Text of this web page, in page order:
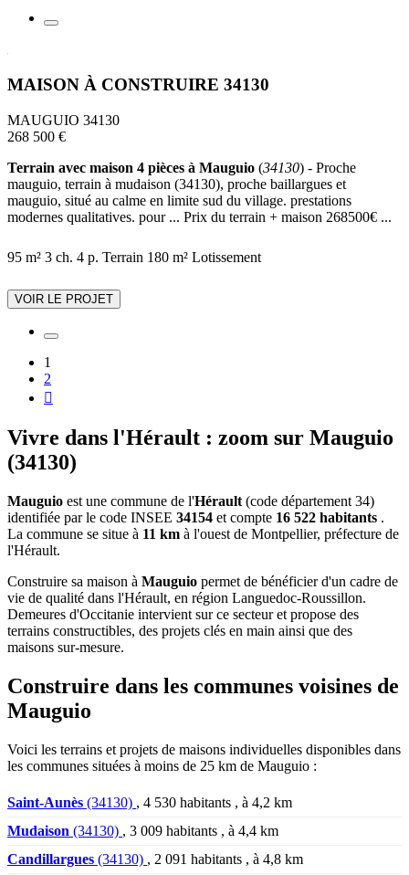
MAISON À CONSTRUIRE 34130
MAUGUIO 34130
268 500 €
Terrain avec maison 4 pièces à Mauguio (34130) - Proche
mauguio, terrain à mudaison (34130), proche baillargues et
mauguio, situé au calme en limite sud du village. prestations
modernes qualitatives. pour ... Prix du terrain + maison 268500€ ...
95 m² 3 ch. 4 p. Terrain 180 m² Lotissement
VOIR LE PROJET
1
2

Vivre dans l'Hérault : zoom sur Mauguio
(34130)
Mauguio est une commune de l'Hérault (code département 34)
identifiée par le code INSEE 34154 et compte 16 522 habitants .
La commune se situe à 11 km à l'ouest de Montpellier, préfecture de
l'Hérault.
Construire sa maison à Mauguio permet de bénéficier d'un cadre de
vie de qualité dans l'Hérault, en région Languedoc-Roussillon.
Demeures d'Occitanie intervient sur ce secteur et propose des
terrains constructibles, des projets clés en main ainsi que des
maisons sur-mesure.
Construire dans les communes voisines de
Mauguio
Voici les terrains et projets de maisons individuelles disponibles dans
les communes situées à moins de 25 km de Mauguio :
Saint-Aunès (34130) , 4 530 habitants , à 4,2 km
Mudaison (34130) , 3 009 habitants , à 4,4 km
Candillargues (34130) , 2 091 habitants , à 4,8 km